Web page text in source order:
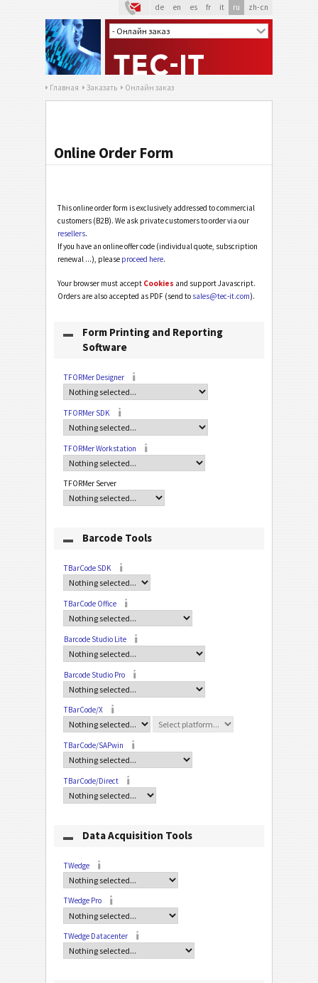
de en es fr it ru zh-cn
Главная Заказать Онлайн заказ
Online Order Form
This online order form is exclusively addressed to commercial
customers (B2B). We ask private customers to order via our
resellers.
If you have an online offer code (individual quote, subscription
renewal ...), please proceed here.
Your browser must accept Cookies and support Javascript.
Orders are also accepted as PDF (send to sales@tec-it.com).
Form Printing and Reporting
Software
TFORMer Designer
TFORMer SDK
TFORMer Workstation
TFORMer Server
Barcode Tools
TBarCode SDK
TBarCode Office
Barcode Studio Lite
Barcode Studio Pro
TBarCode/X
TBarCode/SAPwin
TBarCode/Direct
Data Acquisition Tools
TWedge
TWedge Pro
TWedge Datacenter